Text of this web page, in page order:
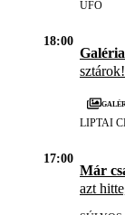
UFO
18:00
sztárok!
LIPTAI
17:00
Már
azt